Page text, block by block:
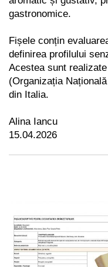
gastronomice.
Fișele conțin
definirea profilului
Acestea sunt
(Organizația
din Italia.
Alina Iancu
15.04.2026